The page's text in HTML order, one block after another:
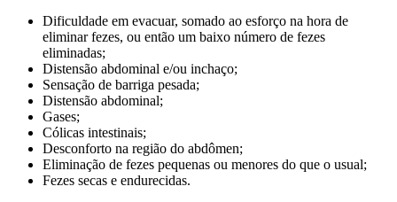
Dificuldade em evacuar, somado ao esforço na hora de
eliminar fezes, ou então um baixo número de fezes
eliminadas;
Distensão abdominal e/ou inchaço;
Sensação de barriga pesada;
Distensão abdominal;
Gases;
Cólicas intestinais;
Desconforto na região do abdômen;
Eliminação de fezes pequenas ou menores do que o usual;
Fezes secas e endurecidas.